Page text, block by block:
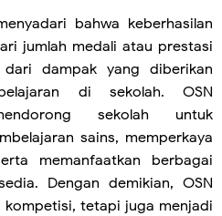
bahwa keberhasilan
jumlah medali atau prestasi
dampak yang diberikan
di sekolah. OSN
sekolah untuk
sains, memperkaya
memanfaatkan berbagai
Dengan demikian, OSN
tetapi juga menjadi